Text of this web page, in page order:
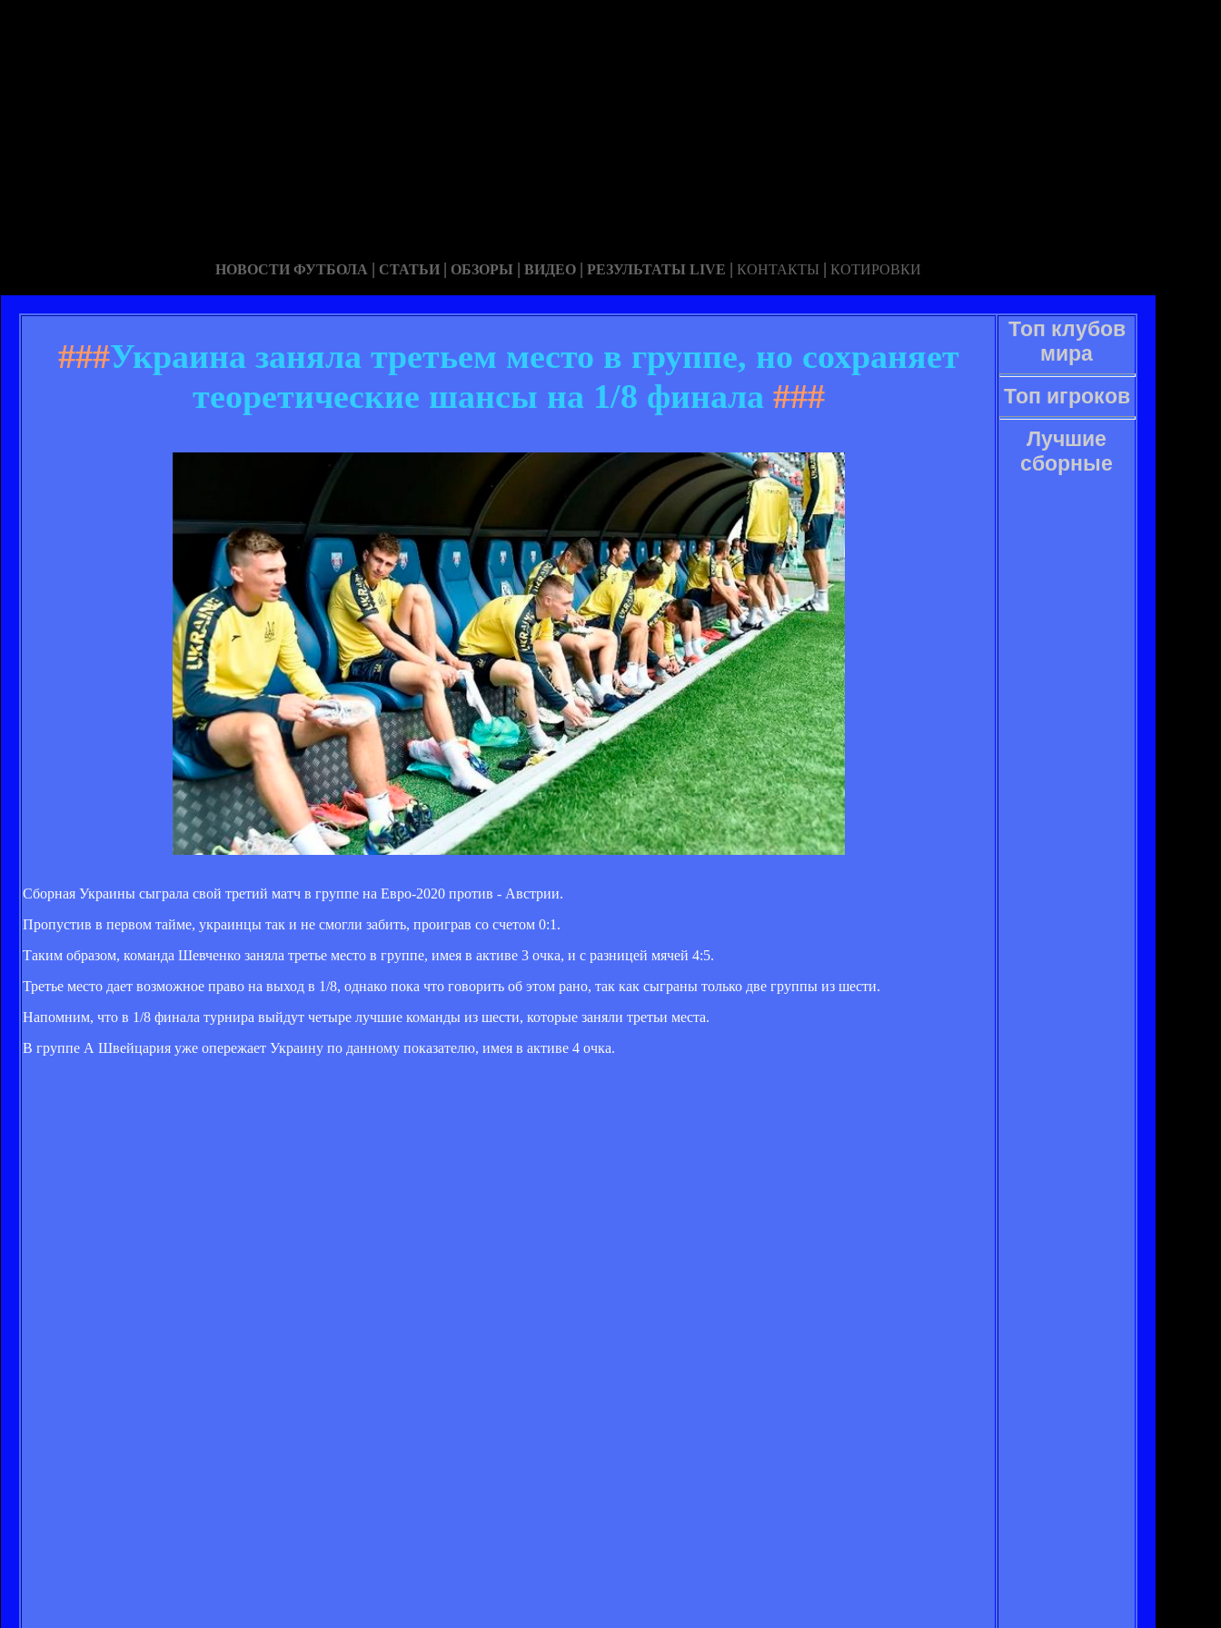
НОВОСТИ ФУТБОЛА | СТАТЬИ | ОБЗОРЫ | ВИДЕО | РЕЗУЛЬТАТЫ LIVE | КОНТАКТЫ | КОТИРОВКИ
###Украина заняла третьем место в группе, но сохраняет
теоретические шансы на 1/8 финала###
Сборная Украины сыграла свой третий матч в группе на Евро-2020 против - Австрии.
Пропустив в первом тайме, украинцы так и не смогли забить, проиграв со счетом 0:1.
Таким образом, команда Шевченко заняла третье место в группе, имея в активе 3 очка, и с разницей мячей 4:5.
Третье место дает возможное право на выход в 1/8, однако пока что говорить об этом рано, так как сыграны только две группы из шести.
Напомним, что в 1/8 финала турнира выйдут четыре лучшие команды из шести, которые заняли третьи места.
В группе А Швейцария уже опережает Украину по данному показателю, имея в активе 4 очка.
Топ клубов
мира
Топ игроков
Лучшие
сборные